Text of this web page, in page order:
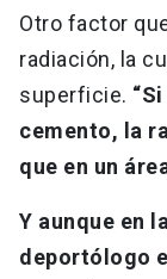
Otro factor
radiación, la
superficie.
cemento, la
que en un
Y aunque en
deportólogo